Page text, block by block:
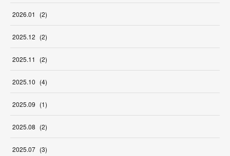
2026.01 (2)
2025.12 (2)
2025.11 (2)
2025.10 (4)
2025.09 (1)
2025.08 (2)
2025.07 (3)